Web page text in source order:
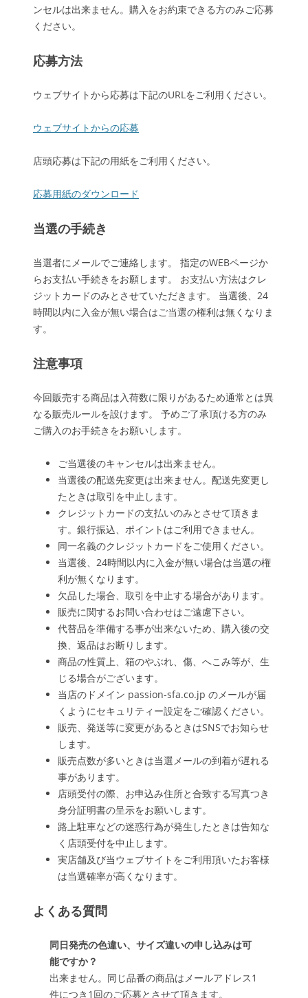
ンセルは出来ません。購入をお約束できる方のみご応募
ください。
応募方法
ウェブサイトから応募は下記のURLをご利用ください。
ウェブサイトからの応募
店頭応募は下記の用紙をご利用ください。
応募用紙のダウンロード
当選の手続き
当選者にメールでご連絡します。 指定のWEBページか
らお支払い手続きをお願します。 お支払い方法はクレ
ジットカードのみとさせていただきます。 当選後、24
時間以内に入金が無い場合はご当選の権利は無くなりま
す。
注意事項
今回販売する商品は入荷数に限りがあるため通常とは異
なる販売ルールを設けます。 予めご了承頂ける方のみ
ご購入のお手続きをお願いします。
ご当選後のキャンセルは出来ません。
当選後の配送先変更は出来ません。配送先変更し
たときは取引を中止します。
クレジットカードの支払いのみとさせて頂きま
す。銀行振込、ポイントはご利用できません。
同一名義のクレジットカードをご使用ください。
当選後、24時間以内に入金が無い場合は当選の権
利が無くなります。
欠品した場合、取引を中止する場合があります。
販売に関するお問い合わせはご遠慮下さい。
代替品を準備する事が出来ないため、購入後の交
換、返品はお断りします。
商品の性質上、箱のやぶれ、傷、へこみ等が、生
じる場合がございます。
当店のドメイン passion-sfa.co.jp のメールが届
くようにセキュリティー設定をご確認ください。
販売、発送等に変更があるときはSNSでお知らせ
します。
販売点数が多いときは当選メールの到着が遅れる
事があります。
店頭受付の際、お申込み住所と合致する写真つき
身分証明書の呈示をお願いします。
路上駐車などの迷惑行為が発生したときは告知な
く店頭受付を中止します。
実店舗及び当ウェブサイトをご利用頂いたお客様
は当選確率が高くなります。
よくある質問
同日発売の色違い、サイズ違いの申し込みは可
能ですか？
出来ません。同じ品番の商品はメールアドレス1
件につき1回のご応募とさせて頂きます。